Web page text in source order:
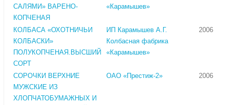
САЛЯМИ» ВАРЕНО-
КОПЧЕНАЯ
«Карамышев»
КОЛБАСА «ОХОТНИЧЬИ
КОЛБАСКИ»
ПОЛУКОПЧЕНАЯ.ВЫСШИЙ
СОРТ
ИП Карамышев А.Г.
Колбасная фабрика
«Карамышев»
2006
СОРОЧКИ ВЕРХНИЕ
МУЖСКИЕ ИЗ
ХЛОПЧАТОБУМАЖНЫХ И
ОАО «Престиж-2» 2006